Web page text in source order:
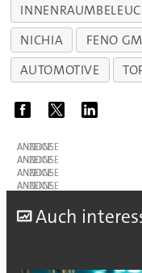
NICHIA
FENO
AUTOMOTIVE
ANZEIGE
ANZEIGE
ANZEIGE
ANZEIGE
Auch